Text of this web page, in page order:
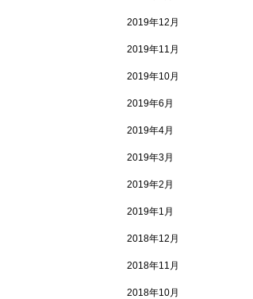
2019年12月
2019年11月
2019年10月
2019年6月
2019年4月
2019年3月
2019年2月
2019年1月
2018年12月
2018年11月
2018年10月